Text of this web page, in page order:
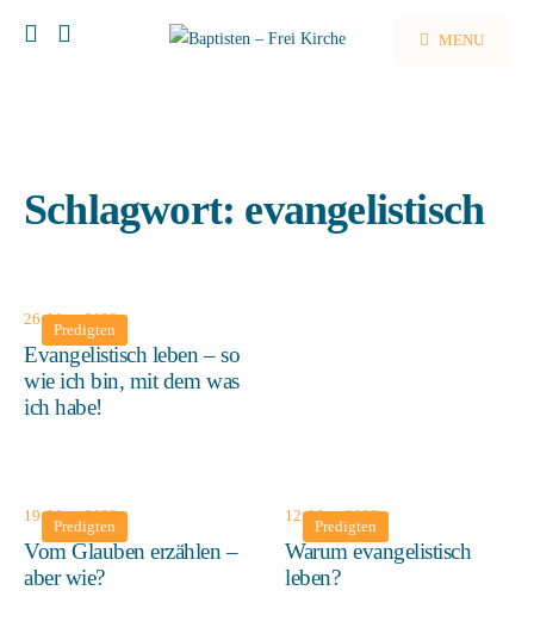
MENU
Schlagwort: evangelistisch
Predigten
26. März 2023
Evangelistisch leben – so
wie ich bin, mit dem was
ich habe!
Predigten
19. März 2023
Vom Glauben erzählen –
aber wie?
Predigten
12. März 2023
Warum evangelistisch
leben?